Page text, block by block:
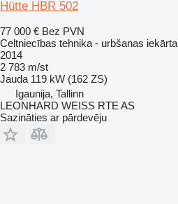
Hütte HBR 502
77 000 € Bez PVN
Celtniecības tehnika - urbšanas iekārta
2014
2 783 m/st
Jauda 119 kW (162 ZS)
Igaunija, Tallinn
LEONHARD WEISS RTE AS
Sazināties ar pārdevēju